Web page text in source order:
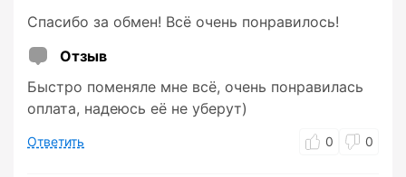
Спасибо за обмен! Всё очень понравилось!
Отзыв
Быстро поменяле мне всё, очень понравилась
оплата, надеюсь её не уберут)
Ответить 0 0